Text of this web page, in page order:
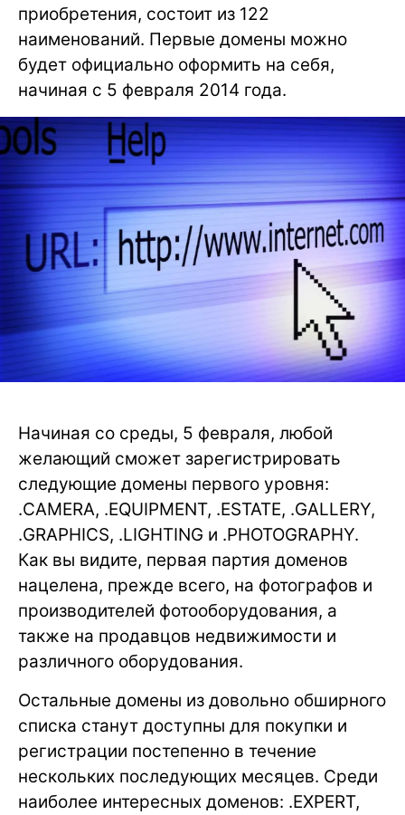
приобретения, состоит из 122
наименований. Первые домены можно
будет официально оформить на себя,
начиная с 5 февраля 2014 года.
Начиная со среды, 5 февраля, любой
желающий сможет зарегистрировать
следующие домены первого уровня:
.CAMERA, .EQUIPMENT, .ESTATE, .GALLERY,
.GRAPHICS, .LIGHTING и .PHOTOGRAPHY.
Как вы видите, первая партия доменов
нацелена, прежде всего, на фотографов и
производителей фотооборудования, а
также на продавцов недвижимости и
различного оборудования.
Остальные домены из довольно обширного
списка станут доступны для покупки и
регистрации постепенно в течение
нескольких последующих месяцев. Среди
наиболее интересных доменов: .EXPERT,